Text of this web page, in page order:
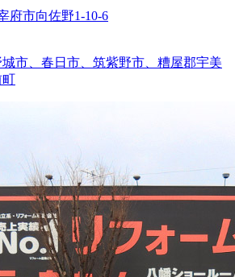
府市向佐野1-10-6
市、春日市、筑紫野市、糟屋郡宇美
町